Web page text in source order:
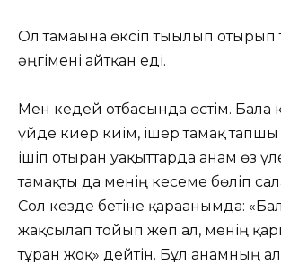
Ол тамағына өксіп тығылып отырып
әңгімені айтқан еді.
Мен кедей отбасында өстім. Бала
үйде киер киім, ішер тамақ
ішіп отырған уақыттарда анам өз
тамақты да менің кесеме бөліп
Сол кезде бетіне қарағанымда:
жақсылап тойып жеп ал, менің
тұрған жоқ» дейтін. Бұл анамның